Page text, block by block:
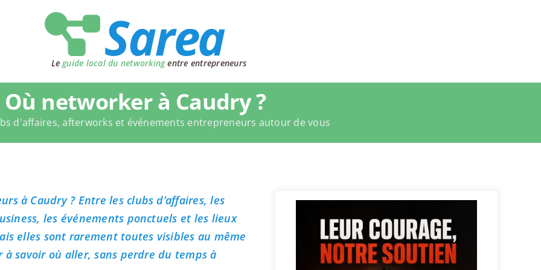
Le guide local du networkingentre entrepreneurs
Où networker à Caudry ?
d'affaires, afterworks et événements entrepreneurs autour de vous
à Caudry ? Entre les clubs d’affaires, les
les événements ponctuels et les lieux
elles sont rarement toutes visibles au même
savoir où aller, sans perdre du temps à